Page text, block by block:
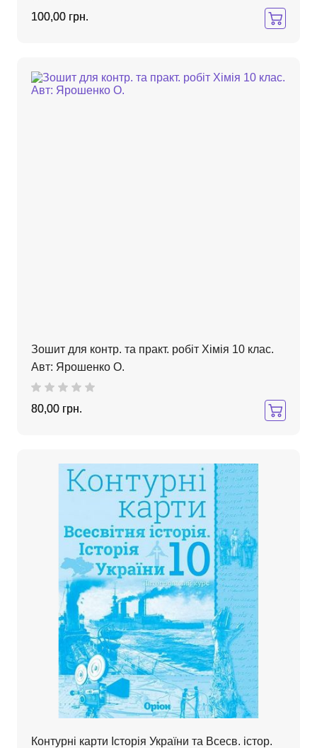
100,00 грн.
Зошит для контр. та практ. робіт Хімія 10 клас.
Авт: Ярошенко О.
80,00 грн.
Контурні карти Історія України та Всесв. істор.